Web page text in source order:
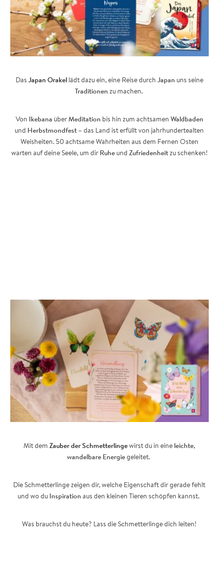
Das Japan Orakellädt dazu ein, eine Reise durch Japan uns seine
Traditionen zu machen.
Von Ikebana überMeditation bis hin zum achtsamen Waldbaden
und Herbstmondfest – das Land ist erfüllt von jahrhundertealten
Weisheiten.50 achtsame Wahrheiten aus dem Fernen Osten
warten auf deine Seele, um dir Ruhe und Zufriedenheitzu schenken!
Mit demZauber der Schmetterlingewirst du in eine leichte,
wandelbare Energiegeleitet.
Die Schmetterlinge zeigen dir, welche Eigenschaft dir gerade fehlt
und wo du Inspirationaus den kleinen Tieren schöpfen kannst.
Was brauchst du heute? Lass die Schmetterlinge dich leiten!